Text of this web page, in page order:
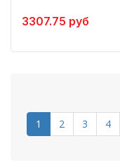
3307.75 руб
1 2 3 4